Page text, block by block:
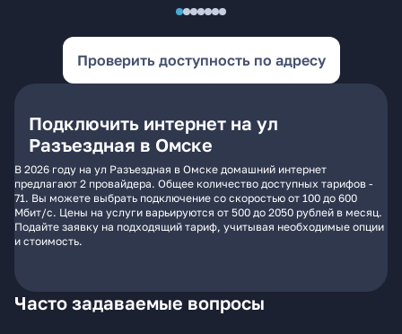
Проверить доступность по адресу
Подключить интернет на ул
Разъездная в Омске
В 2026 году на ул Разъездная в Омске домашний интернет
предлагают 2 провайдера. Общее количество доступных тарифов -
71. Вы можете выбрать подключение со скоростью от 100 до 600
Мбит/с. Цены на услуги варьируются от 500 до 2050 рублей в месяц.
Подайте заявку на подходящий тариф, учитывая необходимые опции
и стоимость.
Часто задаваемые вопросы